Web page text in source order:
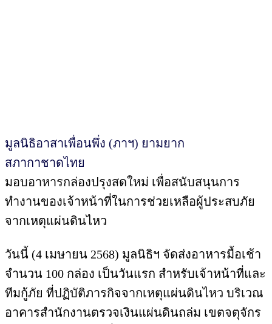
มูลนิธิอาสาเพื่อนพึ่ง (ภาฯ) ยามยาก
สภากาชาดไทย
มอบอาหารกล่องปรุงสดใหม่ เพื่อสนับสนุนการ
ทำงานของเจ้าหน้าที่ในการช่วยเหลือผู้ประสบภัย
จากเหตุแผ่นดินไหว
วันนี้ (4 เมษายน 2568) มูลนิธิฯ จัดส่งอาหารมื้อเช้า
จำนวน 100 กล่อง เป็นวันแรก สำหรับเจ้าหน้าที่และ
ทีมกู้ภัย ที่ปฏิบัติภารกิจจากเหตุแผ่นดินไหว บริเวณ
อาคารสำนักงานตรวจเงินแผ่นดินถล่ม เขตจตุจักร